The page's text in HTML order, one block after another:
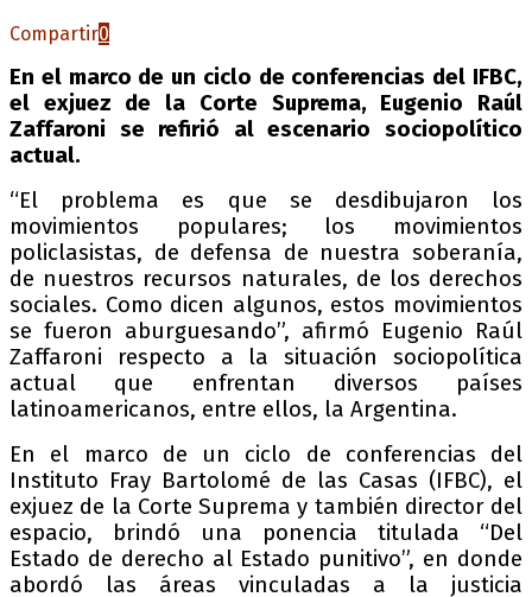
Compartir0
En el marco de un ciclo de conferencias del IFBC,
el exjuez de la Corte Suprema, Eugenio Raúl
Zaffaroni se refirió al escenario sociopolítico
actual.
“El problema es que se desdibujaron los
movimientos populares; los movimientos
policlasistas, de defensa de nuestra soberanía,
de nuestros recursos naturales, de los derechos
sociales. Como dicen algunos, estos movimientos
se fueron aburguesando”, afirmó Eugenio Raúl
Zaffaroni respecto a la situación sociopolítica
actual que enfrentan diversos países
latinoamericanos, entre ellos, la Argentina.
En el marco de un ciclo de conferencias del
Instituto Fray Bartolomé de las Casas (IFBC), el
exjuez de la Corte Suprema y también director del
espacio, brindó una ponencia titulada “Del
Estado de derecho al Estado punitivo”, en donde
abordó las áreas vinculadas a la justicia